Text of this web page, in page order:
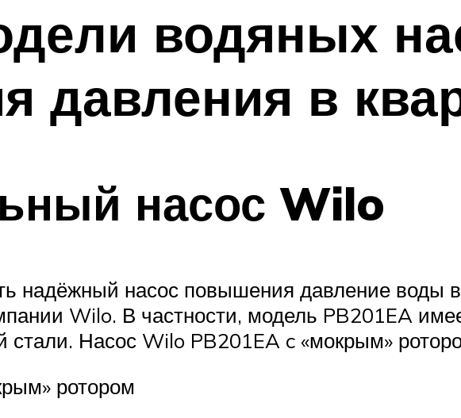
водяных
давления в
насос Wilo
надёжный насос повышения давление воды в
Wilo. В частности, модель PB201EA
стали. Насос Wilo PB201EA c «мокрым»
ротором